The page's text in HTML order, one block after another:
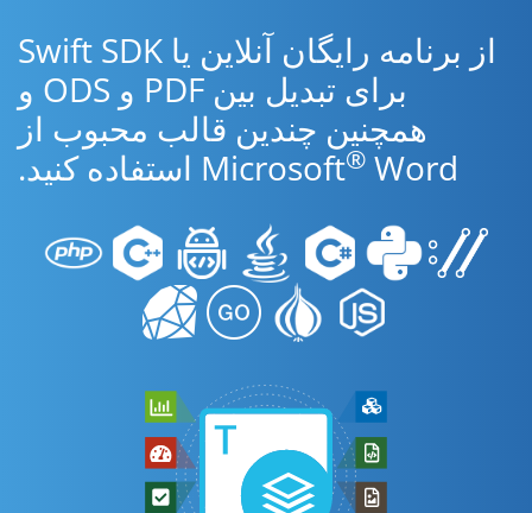
از برنامه رایگان آنلاین یا Swift SDK
برای تبدیل بین PDF و ODS و
همچنین چندین قالب محبوب از
Microsoft® Word استفاده کنید.